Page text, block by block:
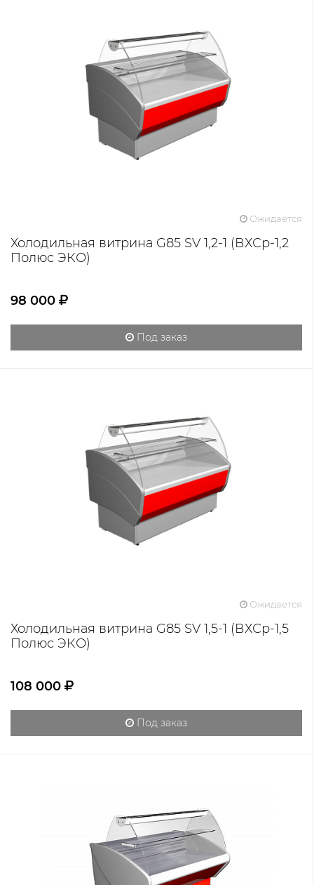
Ожидается
Холодильная витрина G85 SV 1,2-1 (ВХСр-1,2
Полюс ЭКО)
98 000
Под заказ
Ожидается
Холодильная витрина G85 SV 1,5-1 (ВХСр-1,5
Полюс ЭКО)
108 000
Под заказ